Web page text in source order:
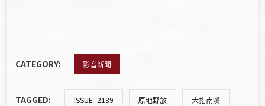
CATEGORY: 影音新聞
TAGGED: ISSUE_2189 原地野放 大指南溪